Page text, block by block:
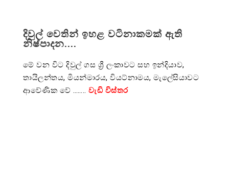
දිවුල් වෙතින් ඉහළ වටිනාකමක් ඇති
නිෂ්පාදන....
මේ වන විට දිවුල් ගස ශ්‍රී ලංකාවට සහ ඉන්දියාව,
තායිලන්තය, මියන්මාරය, වියට්නාමය, මැලේසියාවට
ආවේණික වේ …….. වැඩි විස්තර